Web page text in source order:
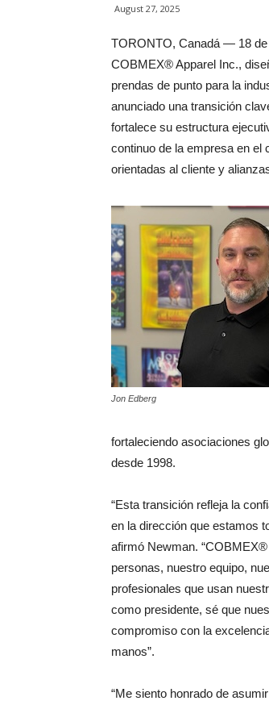
August 27, 2025
TORONTO, Canadá — 18
COBMEX® Apparel Inc.,
prendas de punto para la
anunciado una transición
fortalece su estructura
continuo de la empresa en el
orientadas al cliente y
Jon Edberg
fortaleciendo asociaciones
desde 1998.
“Esta transición refleja la
en la dirección que estamos
afirmó Newman.
personas, nuestro equipo,
profesionales que usan
como presidente, sé que
compromiso con la
manos”.
“Me siento honrado de